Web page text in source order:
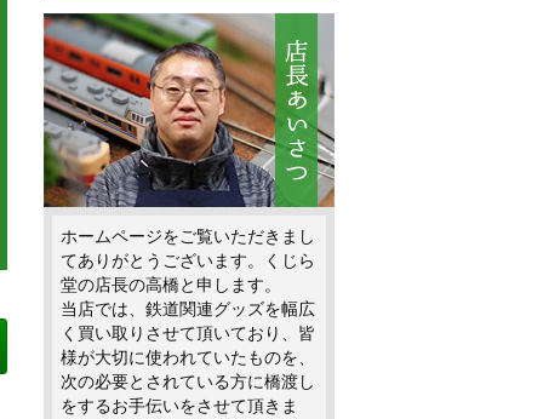
ホームページをご覧いただきまし
てありがとうございます。くじら
堂の店長の高橋と申します。
当店では、鉄道関連グッズを幅広
く買い取りさせて頂いており、皆
様が大切に使われていたものを、
次の必要とされている方に橋渡し
をするお手伝いをさせて頂きま